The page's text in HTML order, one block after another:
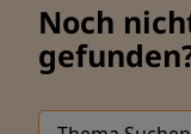
Noch